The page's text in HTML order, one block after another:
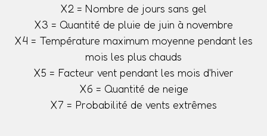
X2 = Nombre de jours sans gel
X3 = Quantité de pluie de juin à novembre
X4 = Température maximum moyenne pendant les
mois les plus chauds
X5 = Facteur vent pendant les mois d'hiver
X6 = Quantité de neige
X7 = Probabilité de vents extrêmes